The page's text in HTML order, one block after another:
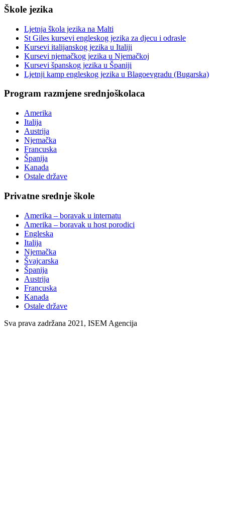
Škole jezika
Ljetnja škola jezika na Malti
St Giles kursevi engleskog jezika za djecu i odrasle
Kursevi italijanskog jezika u Italiji
Kursevi njemačkog jezika u Njemačkoj
Kursevi španskog jezika u Španiji
Ljetnji kamp engleskog jezika u Blagoevgradu (Bugarska)
Program razmjene srednjoškolaca
Amerika
Italija
Austrija
Njemačka
Francuska
Španija
Kanada
Ostale države
Privatne srednje škole
Amerika – boravak u internatu
Amerika – boravak u host porodici
Engleska
Italija
Njemačka
Švajcarska
Španija
Austrija
Francuska
Kanada
Ostale države
Sva prava zadržana 2021, ISEM Agencija